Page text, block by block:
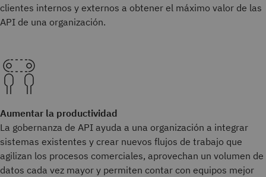
clientes internos y externos a obtener el máximo valor de las
API de una organización.
Aumentar la productividad
La gobernanza de API ayuda a una organización a integrar
sistemas existentes y crear nuevos flujos de trabajo que
agilizan los procesos comerciales, aprovechan un volumen de
datos cada vez mayor y permiten contar con equipos mejor